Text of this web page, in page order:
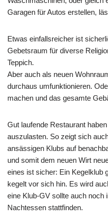
Garagen für Autos erstellen,
Etwas einfallsreicher ist
Gebetsraum für diverse
Teppich.
Aber auch als neuen
durchaus umfunktionieren.
machen und das gesamte
Gut laufende Restaurant
auszulasten. So zeigt sich
ansässigen Klubs auf
und somit dem neuen Wirt
eines ist sicher: Ein Kegelklub
kegelt vor sich hin. Es wird
eine Klub-GV sollte auch noch
Nachtessen stattfinden.